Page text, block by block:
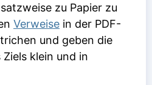
zu Papier zu
Verweise in der PDF-
und geben die
klein und in